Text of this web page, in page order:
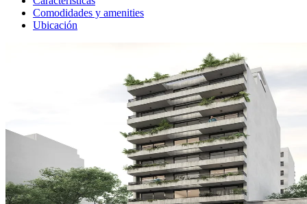
Comodidades y amenities
Ubicación